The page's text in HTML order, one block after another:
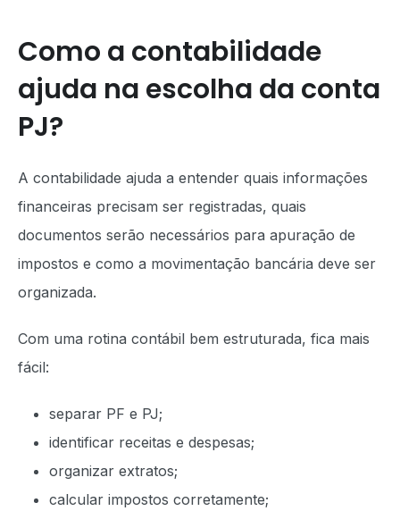
Como a contabilidade
ajuda na escolha da conta
PJ?
A contabilidade ajuda a entender quais informações
financeiras precisam ser registradas, quais
documentos serão necessários para apuração de
impostos e como a movimentação bancária deve ser
organizada.
Com uma rotina contábil bem estruturada, fica mais
fácil:
separar PF e PJ;
identificar receitas e despesas;
organizar extratos;
calcular impostos corretamente;